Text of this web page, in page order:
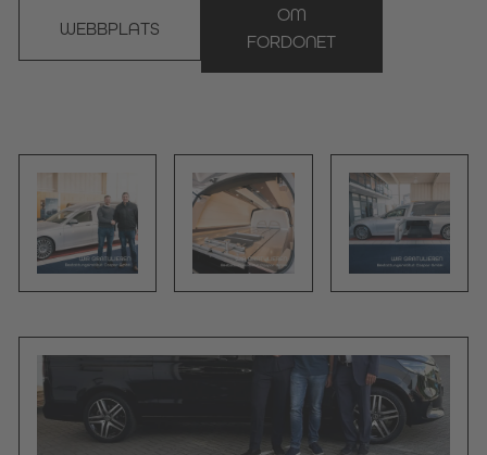
WEBBPLATS
OM
FORDONET